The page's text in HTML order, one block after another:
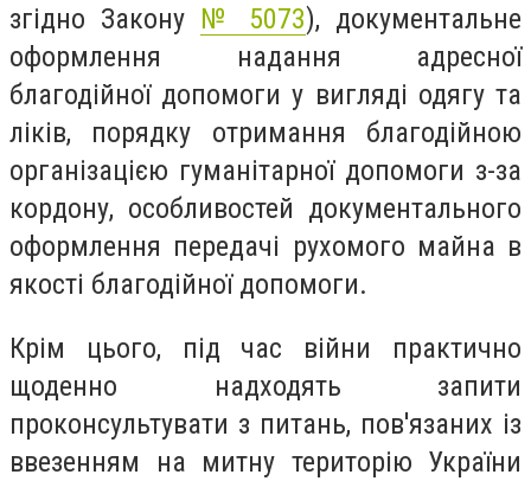
згідно Закону № 5073), документальне
оформлення надання адресної
благодійної допомоги у вигляді одягу та
ліків, порядку отримання благодійною
організацією гуманітарної допомоги з-за
кордону, особливостей документального
оформлення передачі рухомого майна в
якості благодійної допомоги.
Крім цього, під час війни практично
щоденно надходять запити
проконсультувати з питань, пов'язаних із
ввезенням на митну територію України